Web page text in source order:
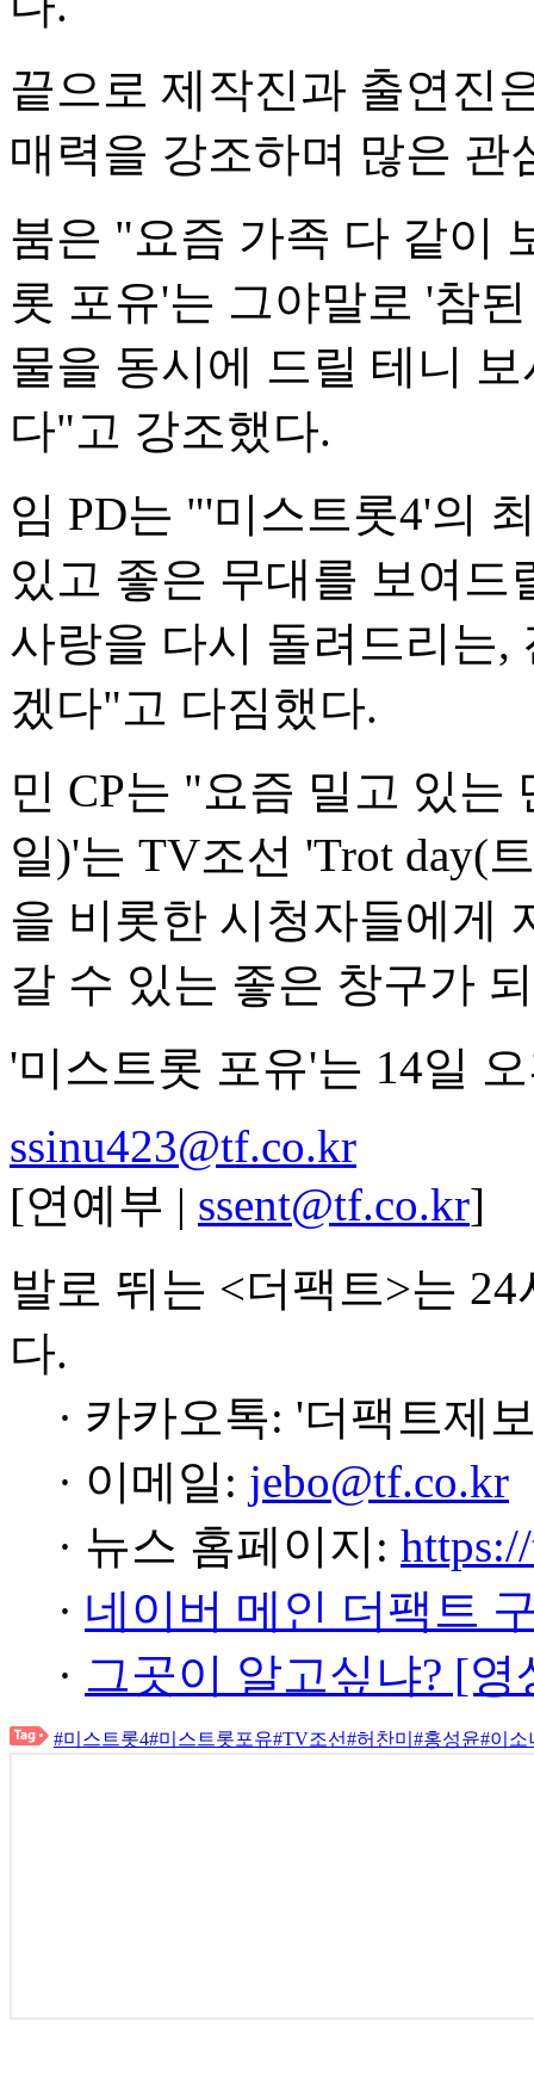
끝으로 제작진과 출연진
매력을 강조하며 많은 관
붐은 "요즘 가족 다 같이
롯 포유'는 그야말로 '참
물을 동시에 드릴 테니
다"고 강조했다.
임 PD는 "'미스트롯4'의
있고 좋은 무대를 보여
사랑을 다시 돌려드리는,
겠다"고 다짐했다.
민 CP는 "요즘 밀고 있는
일)'는 TV조선 'Trot day(
을 비롯한 시청자들에게
갈 수 있는 좋은 창구가
'미스트롯 포유'는 14일
ssinu423@tf.co.kr
[연예부 | ssent@tf.co.kr]
발로 뛰는 <더팩트>는
다.
· 카카오톡: '더팩트제
· 이메일: jebo@tf.co.kr
· 뉴스 홈페이지:
· 네이버 메인 더팩트
· 그곳이 알고싶냐? [
#미스트롯4#미스트롯포유#TV조선#허찬미 #홍성윤#이소